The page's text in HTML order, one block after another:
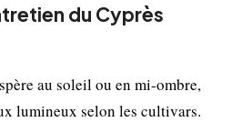
du Cyprès
au soleil ou en mi-ombre,
lumineux selon les cultivars.